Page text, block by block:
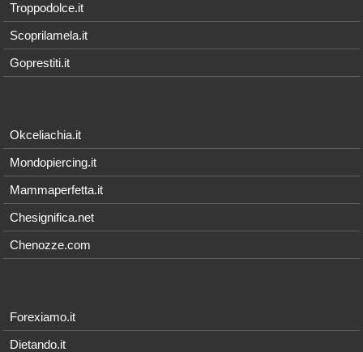
Troppodolce.it
Scoprilamela.it
Goprestiti.it
Okceliachia.it
Mondopiercing.it
Mammaperfetta.it
Chesignifica.net
Chenozze.com
Forexiamo.it
Dietando.it